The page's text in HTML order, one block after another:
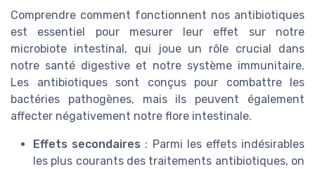
Comprendre comment fonctionnent nos antibiotiques
est essentiel pour mesurer leur effet sur notre
microbiote intestinal, qui joue un rôle crucial dans
notre santé digestive et notre système immunitaire.
Les antibiotiques sont conçus pour combattre les
bactéries pathogènes, mais ils peuvent également
affecter négativement notre flore intestinale.
Effets secondaires : Parmi les effets indésirables
les plus courants des traitements antibiotiques, on